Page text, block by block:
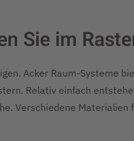
Sie im
Acker Raum-Systeme
Relativ einfach
Verschiedene Materialien